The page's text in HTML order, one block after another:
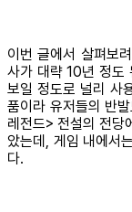
이번 글에서 살펴보
사가 대략 10년 정도
보일 정도로 널리 사
품이라 유저들의 반
레전드> 전설의 전당
았는데, 게임 내에서
다.